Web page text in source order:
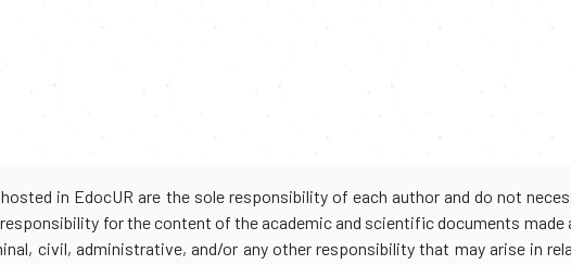
in EdocUR are the sole responsibility of each author and do not
for the content of the academic and scientific documents made
civil, administrative, and/or any other responsibility that may arise in